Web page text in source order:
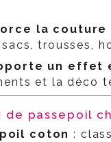
la couture
trousses,
un effet
et la déco
de passepoil
coton :